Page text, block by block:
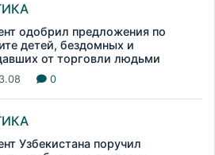
одобрил предложения по
детей, бездомных и
от торговли людьми
0
Узбекистана поручил